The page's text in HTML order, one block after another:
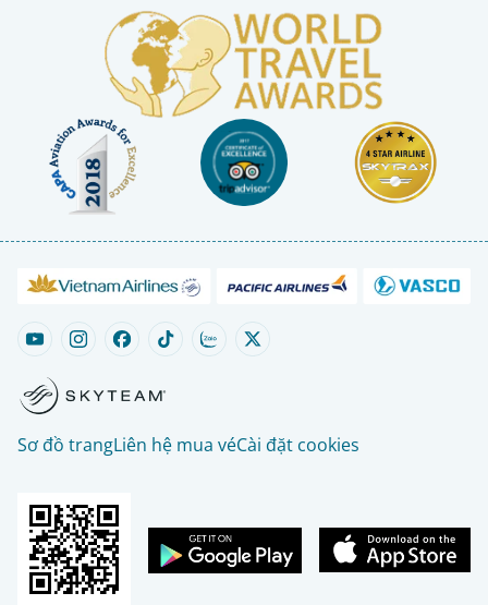
Sơ đồ trangLiên hệ mua véCài đặt cookies